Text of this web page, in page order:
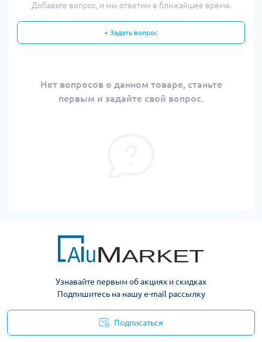
Добавьте вопрос, и мы ответим в ближайшее время.
+ Задать вопрос
Нет вопросов о данном товаре, станьте
первым и задайте свой вопрос.
Узнавайте первым об акциях и скидках
Подпишитесь на нашу e-mail рассылку
Подписаться